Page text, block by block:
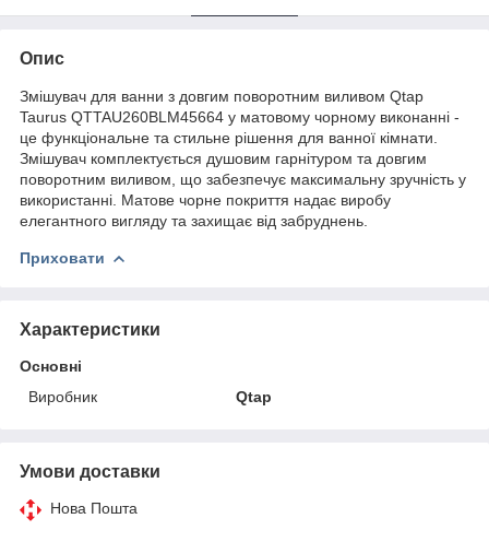
Опис
Змішувач для ванни з довгим поворотним виливом Qtap
Taurus QTTAU260BLM45664 у матовому чорному виконанні -
це функціональне та стильне рішення для ванної кімнати.
Змішувач комплектується душовим гарнітуром та довгим
поворотним виливом, що забезпечує максимальну зручність у
використанні. Матове чорне покриття надає виробу
елегантного вигляду та захищає від забруднень.
Приховати
Характеристики
Основні
Виробник
Qtap
Умови доставки
Нова Пошта